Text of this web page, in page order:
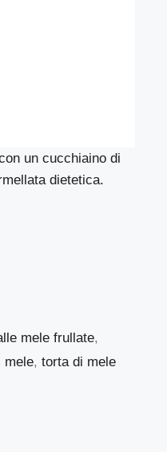
un cucchiaino di
dietetica.
mele frullate,
mele, torta di mele